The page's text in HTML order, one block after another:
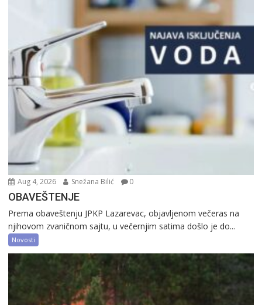
Aug 4, 2026 Snežana Bilić 0
OBAVEŠTENJE
Prema obaveštenju JPKP Lazarevac, objavljenom večeras na
njihovom zvaničnom sajtu, u večernjim satima došlo je do...
Novosti